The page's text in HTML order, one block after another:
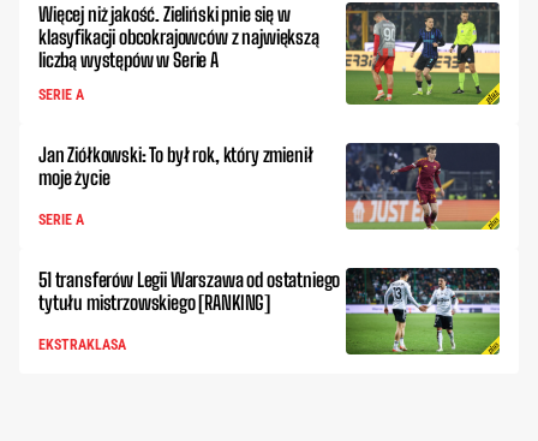
Więcej niż jakość. Zieliński pnie się w
klasyfikacji obcokrajowców z największą
liczbą występów w Serie A
SERIE A
Jan Ziółkowski: To był rok, który zmienił
moje życie
SERIE A
51 transferów Legii Warszawa od ostatniego
tytułu mistrzowskiego [RANKING]
EKSTRAKLASA